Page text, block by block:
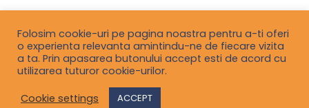
Politica de confidentialitate
Contact
©2021smartblackberry.coma project by
Folosim cookie-uri pe pagina noastra pentru a-ti oferi
o experienta relevanta amintindu-ne de fiecare vizita
a ta. Prin apasarea butonului accept esti de acord cu
utilizarea tuturor cookie-urilor.
Cookie settings
ACCEPT